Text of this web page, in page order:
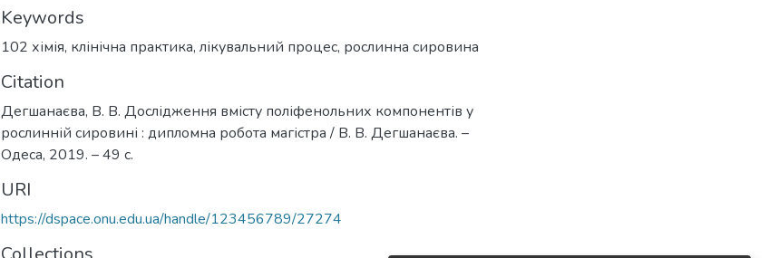
Keywords
102 хімія, клінічна практика, лікувальний процес, рослинна сировина
Citation
Дегшанаєва, В. В. Дослідження вмісту поліфенольних компонентів у
рослинній сировині : дипломна робота магістра / В. В. Дегшанаєва. –
Одеса, 2019. – 49 с.
URI
https://dspace.onu.edu.ua/handle/123456789/27274